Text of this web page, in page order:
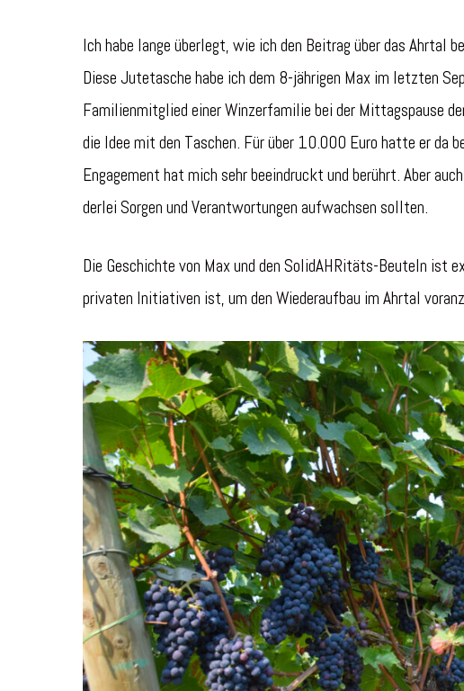
Ich habe lange überlegt, wie ich den Beitrag über das Ahrtal
Diese Jutetasche habe ich dem 8-jährigen Max im letzten
Familienmitglied einer Winzerfamilie bei der Mittagspause
die Idee mit den Taschen. Für über 10.000 Euro hatte er
Engagement hat mich sehr beeindruckt und berührt. Aber
derlei Sorgen und Verantwortungen aufwachsen sollten.
Die Geschichte von Max und den SolidAHRitäts-Beuteln ist
privaten Initiativen ist, um den Wiederaufbau im Ahrtal